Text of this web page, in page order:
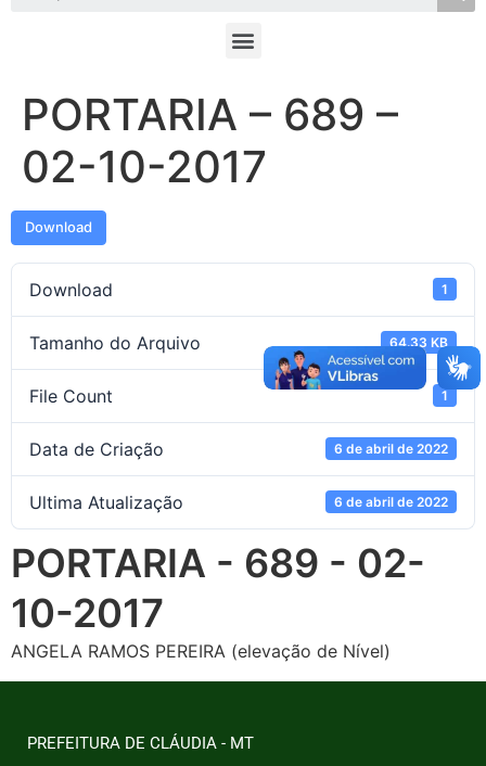
PORTARIA – 689 –
02-10-2017
Download
Download 1
Tamanho do Arquivo 64.33 KB
File Count 1
Data de Criação 6 de abril de 2022
Ultima Atualização 6 de abril de 2022
PORTARIA - 689 - 02-
10-2017
ANGELA RAMOS PEREIRA (elevação de Nível)
PREFEITURA DE CLÁUDIA - MT